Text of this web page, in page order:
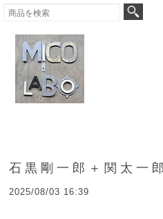
石黒剛一郎＋関太一
2025/08/03 16:39